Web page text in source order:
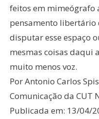
feitos em mimeógrafo
pensamento libertário
disputar esse espaço
mesmas coisas daqui
muito menos voz.
Por Antonio Carlos
Comunicação da CUT
Publicada em: 13/04/